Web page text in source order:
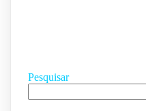
Pesquisar